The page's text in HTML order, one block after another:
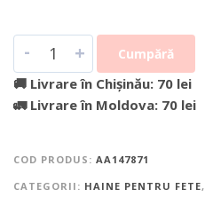
- + Cumpără
🚚 Livrare în Chișinău: 70 lei
🚛 Livrare în Moldova: 70 lei
COD PRODUS: AA147871
CATEGORII: HAINE PENTRU FETE,